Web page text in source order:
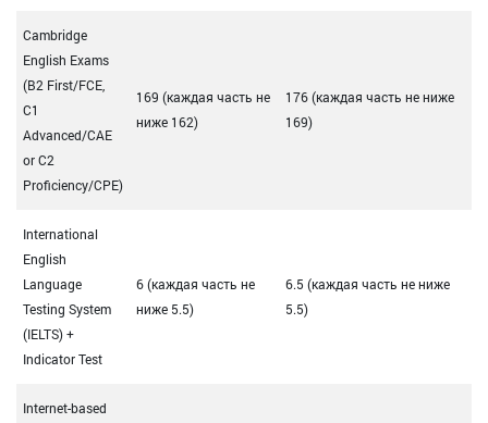
Cambridge
English Exams
(B2 First/FCE,
C1
Advanced/CAE
or C2
Proficiency/CPE)
169 (каждая часть не
ниже 162)
176 (каждая часть не ниже
169)
International
English
Language
Testing System
(IELTS) +
Indicator Test
6 (каждая часть не
ниже 5.5)
6.5 (каждая часть не ниже
5.5)
Internet-based